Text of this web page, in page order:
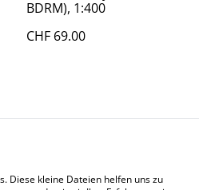
BDRM), 1:400
CHF 69.00
Legal Terms
Diese kleine Dateien helfen uns zu